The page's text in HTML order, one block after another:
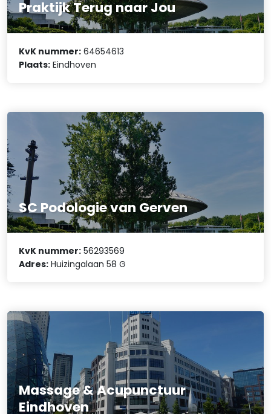
Praktijk Terug naar Jou
KvK nummer: 64654613
Plaats: Eindhoven
SC Podologie van Gerven
KvK nummer: 56293569
Adres: Huizingalaan 58 G
Massage & Acupunctuur
Eindhoven